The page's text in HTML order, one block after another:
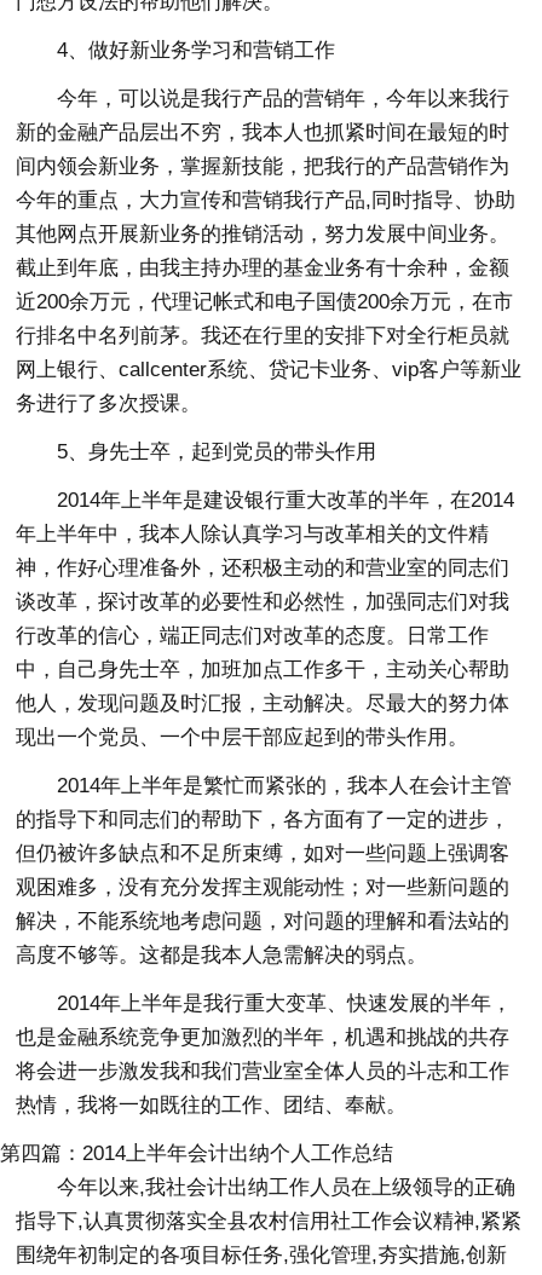
4、做好新业务学习和营销工作
今年，可以说是我行产品的营销年，今年以来我行
新的金融产品层出不穷，我本人也抓紧时间在最短的时
间内领会新业务，掌握新技能，把我行的产品营销作为
今年的重点，大力宣传和营销我行产品,同时指导、协助
其他网点开展新业务的推销活动，努力发展中间业务。
截止到年底，由我主持办理的基金业务有十余种，金额
近200余万元，代理记帐式和电子国债200余万元，在市
行排名中名列前茅。我还在行里的安排下对全行柜员就
网上银行、callcenter系统、贷记卡业务、vip客户等新业
务进行了多次授课。
5、身先士卒，起到党员的带头作用
2014年上半年是建设银行重大改革的半年，在2014
年上半年中，我本人除认真学习与改革相关的文件精
神，作好心理准备外，还积极主动的和营业室的同志们
谈改革，探讨改革的必要性和必然性，加强同志们对我
行改革的信心，端正同志们对改革的态度。日常工作
中，自己身先士卒，加班加点工作多干，主动关心帮助
他人，发现问题及时汇报，主动解决。尽最大的努力体
现出一个党员、一个中层干部应起到的带头作用。
2014年上半年是繁忙而紧张的，我本人在会计主管
的指导下和同志们的帮助下，各方面有了一定的进步，
但仍被许多缺点和不足所束缚，如对一些问题上强调客
观困难多，没有充分发挥主观能动性；对一些新问题的
解决，不能系统地考虑问题，对问题的理解和看法站的
高度不够等。这都是我本人急需解决的弱点。
2014年上半年是我行重大变革、快速发展的半年，
也是金融系统竞争更加激烈的半年，机遇和挑战的共存
将会进一步激发我和我们营业室全体人员的斗志和工作
热情，我将一如既往的工作、团结、奉献。
第四篇：2014上半年会计出纳个人工作总结
今年以来,我社会计出纳工作人员在上级领导的正确
指导下,认真贯彻落实全县农村信用社工作会议精神,紧紧
围绕年初制定的各项目标任务,强化管理,夯实措施,创新